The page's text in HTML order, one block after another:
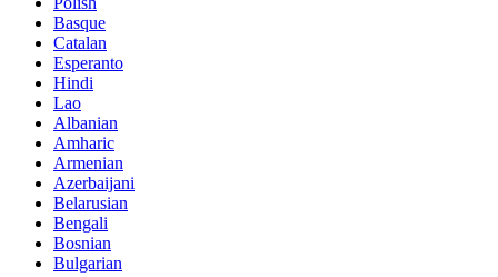
Basque
Catalan
Esperanto
Hindi
Lao
Albanian
Amharic
Armenian
Azerbaijani
Belarusian
Bengali
Bosnian
Bulgarian